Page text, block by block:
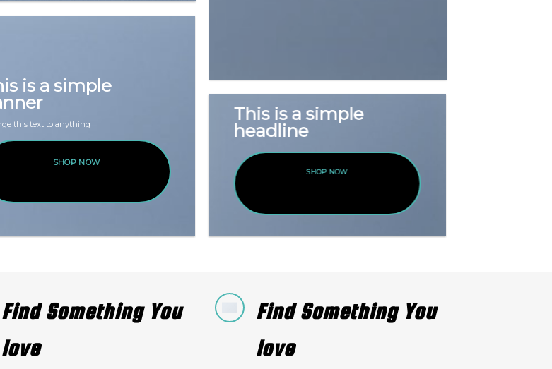
is a simple
this text to anything
SHOP NOW
This is a simple
headline
SHOP NOW
Find Something You
love
Find Something You
love